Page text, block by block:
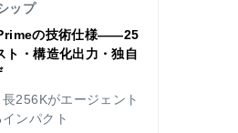
ップ
の技術仕様——25
ト・構造化出力・独自
256Kがエージェント
ンパクト